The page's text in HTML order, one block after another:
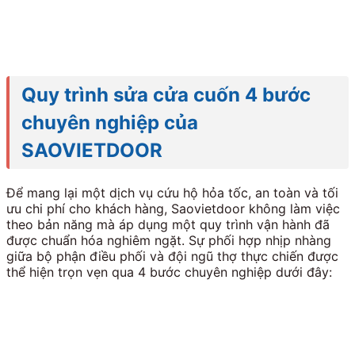
Quy trình sửa cửa cuốn 4 bước
chuyên nghiệp của
SAOVIETDOOR
Để mang lại một dịch vụ cứu hộ hỏa tốc, an toàn và tối
ưu chi phí cho khách hàng, Saovietdoor không làm việc
theo bản năng mà áp dụng một quy trình vận hành đã
được chuẩn hóa nghiêm ngặt. Sự phối hợp nhịp nhàng
giữa bộ phận điều phối và đội ngũ thợ thực chiến được
thể hiện trọn vẹn qua 4 bước chuyên nghiệp dưới đây: